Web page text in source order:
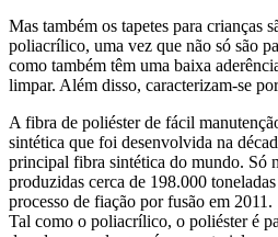
Mas também os tapetes para crianças
poliacrílico, uma vez que não só são
como também têm uma baixa
limpar. Além disso, caracterizam-se
A fibra de poliéster de fácil
sintética que foi desenvolvida na
principal fibra sintética do mundo. Só
produzidas cerca de 198.000
processo de fiação por fusão em 2011.
Tal como o poliacrílico, o poliéster é